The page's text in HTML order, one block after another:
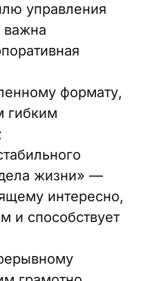
управления
важна
формату,
гибким
жизни» —
интересно,
и способствует